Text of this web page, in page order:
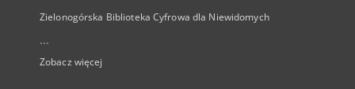
Zielonogórska Biblioteka Cyfrowa dla Niewidomych
...
Zobacz więcej